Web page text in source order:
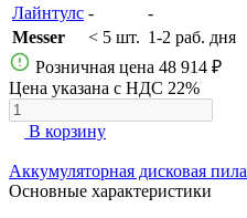
Лайнтулс -
-
Messer
< 5 шт. 1-2 раб. дня
Розничная цена 48 914 ₽
Цена указана с НДС 22%
В корзину
Аккумуляторная дисковая пила
Основные характеристики